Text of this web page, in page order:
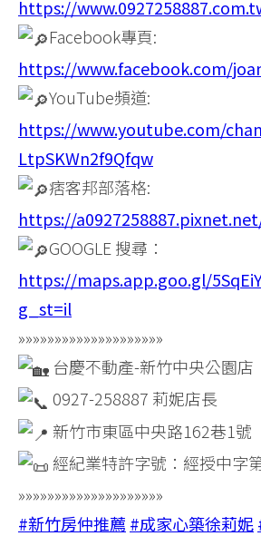
https://
Facebook專頁:
https://www.facebook.com/
YouTube頻道:
https://www.youtube.com/
LtpSKWn2f9Qfqw
痞客邦部落格:
https://
GOOGLE 搜尋：
https://maps.app.goo.gl/
g_st=il
»»»»»»»»»»»»»»»»»»»»
台慶不動產-新竹中央公園店
0927-258887 莉妮店長
新竹市東區中央路162巷1號
經紀業特許字號：經授中字
»»»»»»»»»»»»»»»»»»»»
#新竹房仲推薦 #成家心築徐莉妮